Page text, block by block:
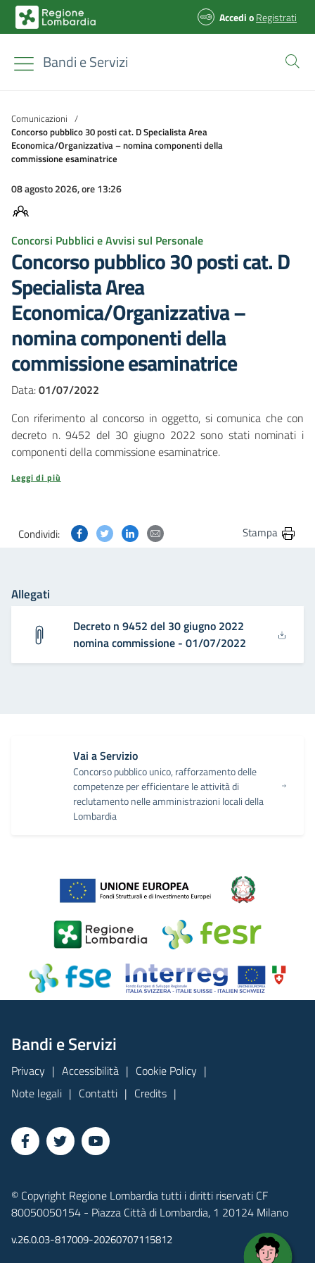
AccedioRegistrati
Bandi e Servizi
Comunicazioni /
Concorso pubblico 30 posti cat. D Specialista Area
Economica/Organizzativa – nomina componenti della
commissione esaminatrice
08 agosto 2026, ore 13:26
Concorsi Pubblici e Avvisi sul Personale
Concorso pubblico 30 posti cat. D
Specialista Area
Economica/Organizzativa –
nomina componenti della
commissione esaminatrice
Data:01/07/2022
Con riferimento al concorso in oggetto, si comunica che con
decreto n. 9452 del 30 giugno 2022 sono stati nominati i
componenti della commissione esaminatrice.
Leggi di più
Condividi: Condividi questa pagina su Facebook
Condividi questa pagina su Twitter
Condividi questa pagina su Linkedin
Condividi questa pagina via
Stampa
Allegati
Decreto n 9452 del 30 giugno 2022
nomina commissione - 01/07/2022
Vai a Servizio
Concorso pubblico unico, rafforzamento delle
competenze per efficientare le attività di
reclutamento nelle amministrazioni locali della
Lombardia
Bandi e Servizi
Privacy Accessibilità
Cookie Policy
Note legali
Contatti Credits
© Copyright Regione Lombardia tutti i diritti riservati CF
80050050154 - Piazza Città di Lombardia, 1 20124 Milano
v.26.0.03-817009-20260707115812